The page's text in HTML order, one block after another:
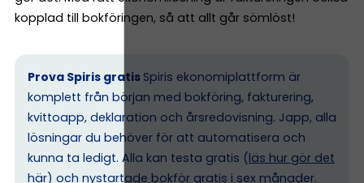
kopplad till bokföringen, så att allt går sömlöst!
Prova Spiris gratis Spiris ekonomiplattform är
komplett från början med bokföring, fakturering,
kvittoapp, deklaration och årsredovisning. Japp, alla
lösningar du behöver för att automatisera och
kunna ta ledigt. Alla kan testa gratis (läs hur gör det
här) och nystartade bokför gratis i sex månader.